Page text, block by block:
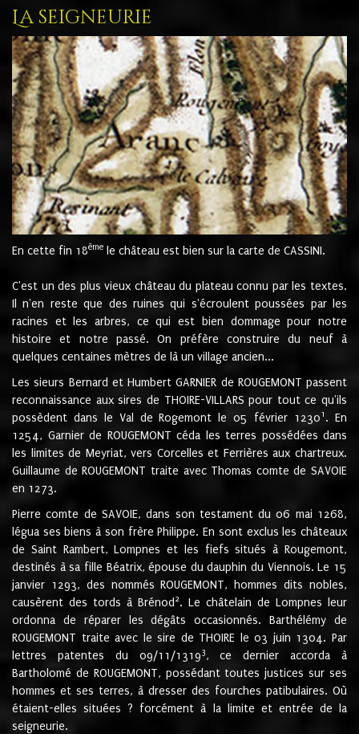
La seigneurie
En cette fin 18ème le château est bien sur la carte de CASSINI.
C'est un des plus vieux château du plateau connu par les textes.
Il n'en reste que des ruines qui s'écroulent poussées par les
racines et les arbres, ce qui est bien dommage pour notre
histoire et notre passé. On préfère construire du neuf à
quelques centaines mètres de là un village ancien...
Les sieurs Bernard et Humbert GARNIER de ROUGEMONT passent
reconnaissance aux sires de THOIRE-VILLARS pour tout ce qu'ils
possèdent dans le Val de Rogemont le 05 février 12301 . En
1254, Garnier de ROUGEMONT céda les terres possédées dans
les limites de Meyriat, vers Corcelles et Ferrières aux chartreux.
Guillaume de ROUGEMONT traite avec Thomas comte de SAVOIE
en 1273.
Pierre comte de SAVOIE, dans son testament du 06 mai 1268,
légua ses biens à son frère Philippe. En sont exclus les châteaux
de Saint Rambert, Lompnes et les fiefs situés à Rougemont,
destinés à sa fille Béatrix, épouse du dauphin du Viennois. Le 15
janvier 1293, des nommés ROUGEMONT, hommes dits nobles,
causèrent des tords à Brénod 2. Le châtelain de Lompnes leur
ordonna de réparer les dégâts occasionnés. Barthélémy de
ROUGEMONT traite avec le sire de THOIRE le 03 juin 1304. Par
lettres patentes du 09/11/13193, ce dernier accorda à
Bartholomé de ROUGEMONT, possédant toutes justices sur ses
hommes et ses terres, à dresser des fourches patibulaires. Où
étaient-elles situées ? forcément à la limite et entrée de la
seigneurie.